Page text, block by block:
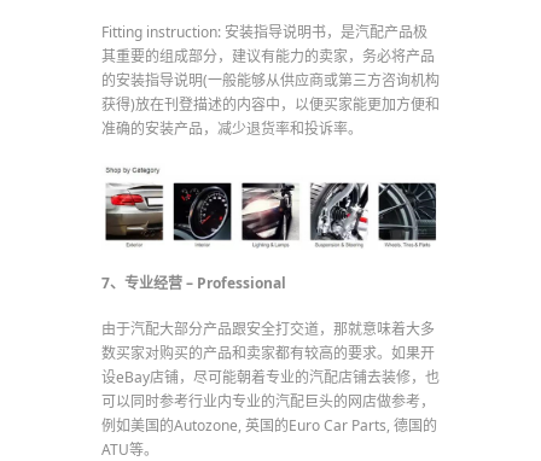
Fitting instruction: 安装指导说明书，是汽配产品极
其重要的组成部分，建议有能力的卖家，务必将产品
的安装指导说明(一般能够从供应商或第三方咨询机构
获得)放在刊登描述的内容中，以便买家能更加方便和
准确的安装产品，减少退货率和投诉率。
7、专业经营 – Professional
由于汽配大部分产品跟安全打交道，那就意味着大多
数买家对购买的产品和卖家都有较高的要求。如果开
设eBay店铺，尽可能朝着专业的汽配店铺去装修，也
可以同时参考行业内专业的汽配巨头的网店做参考，
例如美国的Autozone, 英国的Euro Car Parts, 德国的
ATU等。